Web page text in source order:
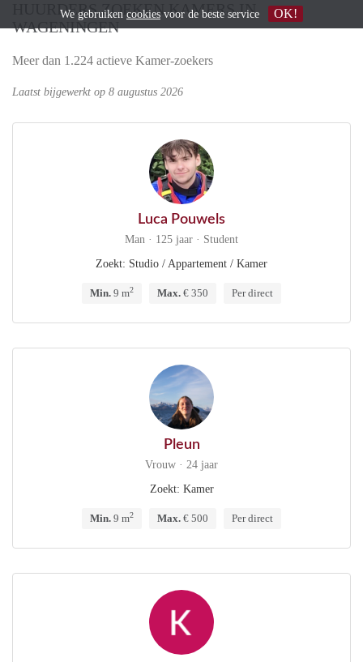
HUURDERS ZOEKEN KAMERS IN
WAGENINGEN
Meer dan 1.224 actieve Kamer-zoekers
Laatst bijgewerkt op 8 augustus 2026
Luca Pouwels
Man · 125 jaar · Student
Zoekt: Studio / Appartement / Kamer
Min. 9 m2 Max. € 350 Per direct
Pleun
Vrouw · 24 jaar
Zoekt: Kamer
Min. 9 m2 Max. € 500 Per direct
We gebruiken cookies voor de beste service OK!